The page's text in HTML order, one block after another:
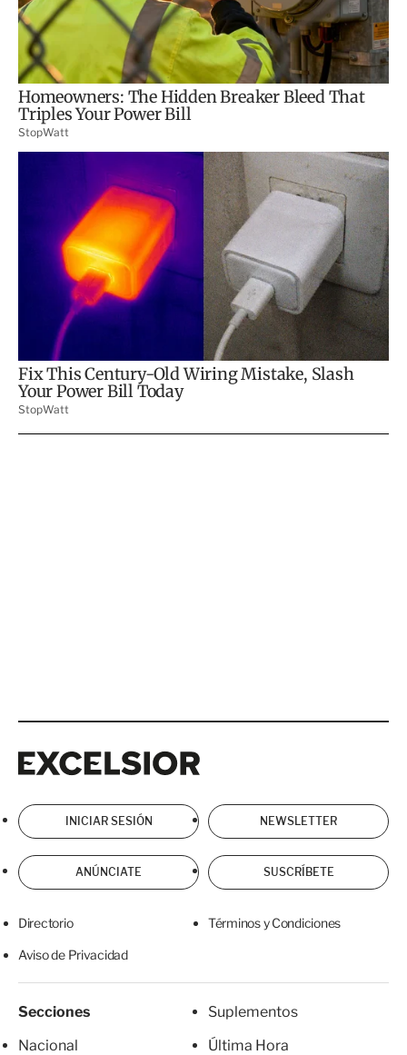
INICIAR SESIÓN NEWSLETTER
ANÚNCIATE SUSCRÍBETE
Directorio Términos y Condiciones
Aviso de Privacidad
Secciones
Nacional
Suplementos
Última Hora